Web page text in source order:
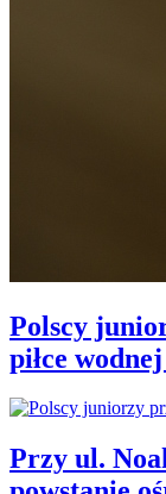
Polscy
piłce
Przy ul.